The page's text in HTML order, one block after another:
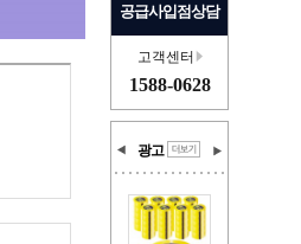
공급사입점상담
고객센터
1588-0628
광고